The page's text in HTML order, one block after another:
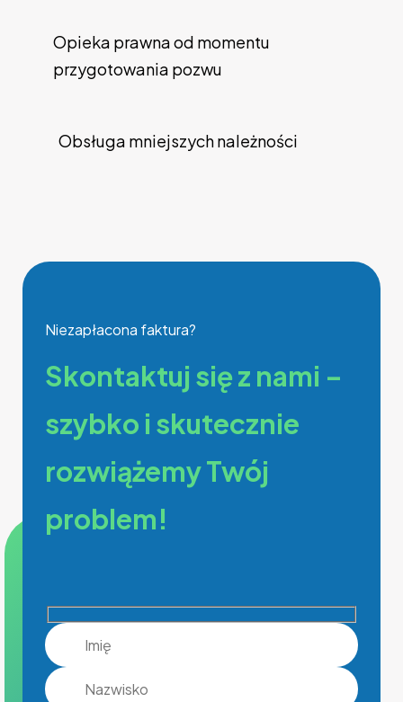
Opieka prawna od momentu
przygotowania pozwu
Obsługa mniejszych należności
Niezapłacona faktura?
Skontaktuj się z nami –
szybko i skutecznie
rozwiążemy Twój
problem!